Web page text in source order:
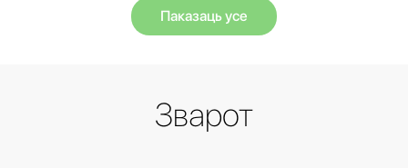
Паказаць усе
Зварот